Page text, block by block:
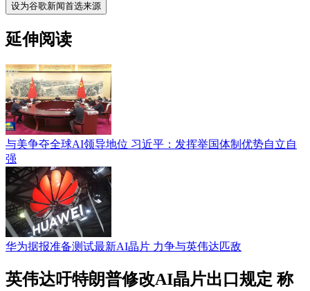
设为谷歌新闻首选来源
延伸阅读
与美争夺全球AI领导地位 习近平：发挥举国体制优势自立自
强
华为据报准备测试最新AI晶片 力争与英伟达匹敌
英伟达吁特朗普修改AI晶片出口规定 称